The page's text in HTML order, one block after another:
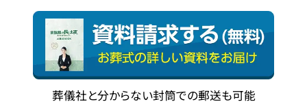
葬儀社と分からない封筒での郵送も可能